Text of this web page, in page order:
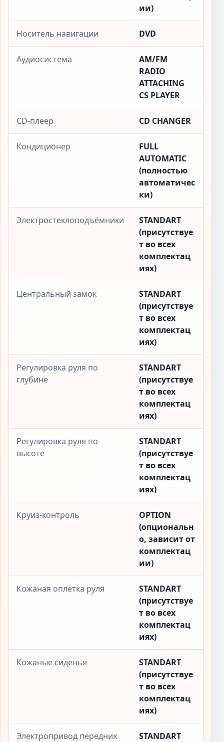
ии)
Носитель навигации DVD
Аудиосистема
AM/FM
RADIO
ATTACHING
CS PLAYER
CD-плеер CD CHANGER
Кондиционер
FULL
AUTOMATIC
(полностью
автоматичес
ки)
Электростеклоподъёмники
STANDART
(присутствуе
т во всех
комплектац
иях)
Центральный замок
STANDART
(присутствуе
т во всех
комплектац
иях)
Регулировка руля по
глубине
STANDART
(присутствуе
т во всех
комплектац
иях)
Регулировка руля по
высоте
STANDART
(присутствуе
т во всех
комплектац
иях)
Круиз-контроль
OPTION
(опциональн
о, зависит от
комплектац
ии)
Кожаная оплётка руля
STANDART
(присутствуе
т во всех
комплектац
иях)
Кожаные сиденья
STANDART
(присутствуе
т во всех
комплектац
иях)
Электропривод передних
STANDART